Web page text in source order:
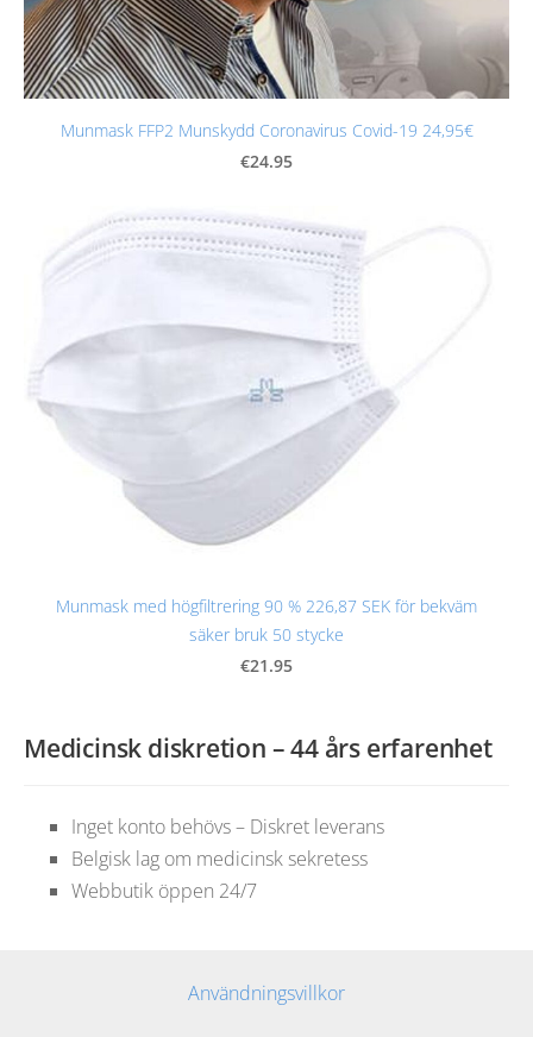
Medicinsk diskretion – 44 års erfarenhet
Inget konto behövs – Diskret leverans
Belgisk lag om medicinsk sekretess
Webbutik öppen 24/7
Munmask FFP2 Munskydd Coronavirus Covid-19 24,95€
€24.95
Munmask med högfiltrering 90 % 226,87 SEK för bekväm
säker bruk 50 stycke
€21.95
Användningsvillkor